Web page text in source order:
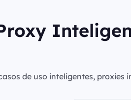
de uso inteligentes,